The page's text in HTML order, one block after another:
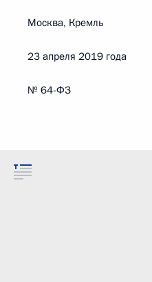
Москва, Кремль
23 апреля 2019 года
№ 64-ФЗ